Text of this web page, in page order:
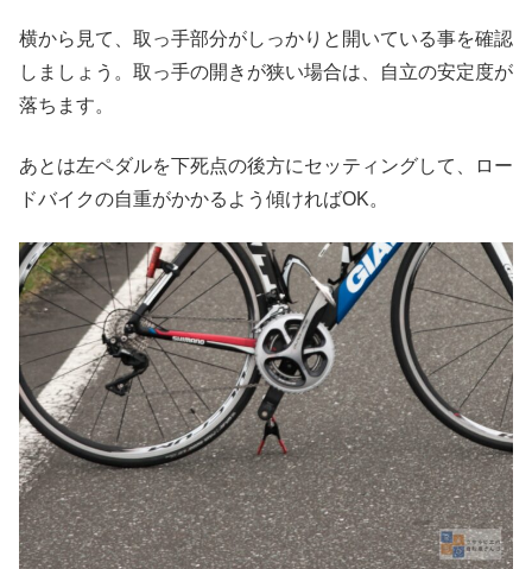
横から見て、取っ手部分がしっかりと開いている事を確認
しましょう。取っ手の開きが狭い場合は、自立の安定度が
落ちます。
あとは左ペダルを下死点の後方にセッティングして、ロー
ドバイクの自重がかかるよう傾ければOK。